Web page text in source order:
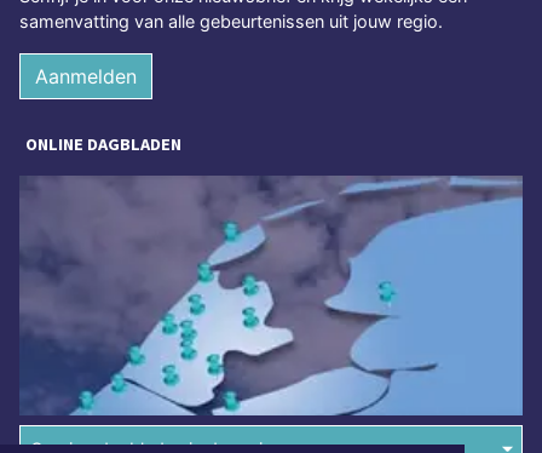
samenvatting van alle gebeurtenissen uit jouw regio.
Aanmelden
ONLINE DAGBLADEN